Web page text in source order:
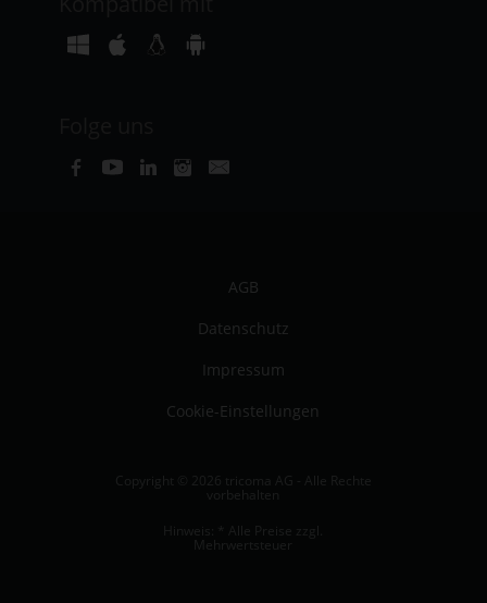
AGB
Datenschutz
Impressum
Cookie-Einstellungen